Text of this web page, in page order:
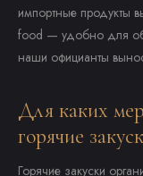
импортные продукты
food — удобно для
наши официанты
Для каких
горячие
Горячие закуски